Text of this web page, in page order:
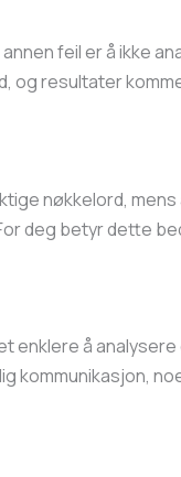
feil er å ikke
og resultater
nøkkelord,
deg betyr dette
enklere å
kommunikasjon,